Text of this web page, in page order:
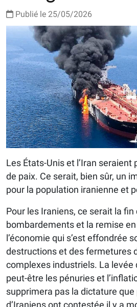
Publié le 25/05/2026
Les États-Unis et l’Iran seraient
de paix. Ce serait, bien sûr, un
pour la population iranienne et
Pour les Iraniens, ce serait la fin
bombardements et la remise
l’économie qui s’est effondrée
destructions et des fermetures
complexes industriels. La levée
peut-être les pénuries et
supprimera pas la dictature
d’Iraniens ont contestée il y a